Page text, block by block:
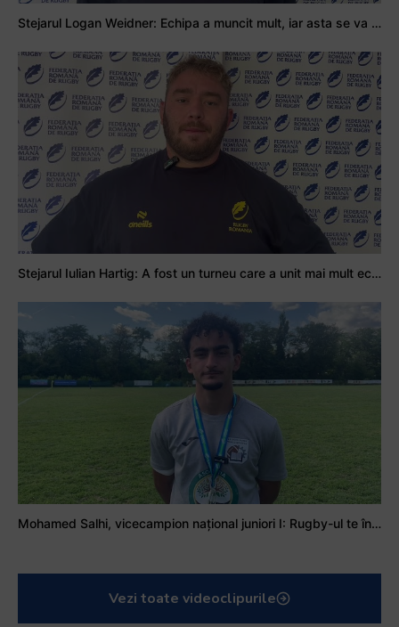
Stejarul Logan Weidner: Echipa a muncit mult, iar asta se va vedea în meciurile de la Nations Cup
Stejarul Iulian Hartig: A fost un turneu care a unit mai mult echipa
Mohamed Salhi, vicecampion național juniori I: Rugby-ul te învață să accepți și înfrângerile
Vezi toate videoclipurile